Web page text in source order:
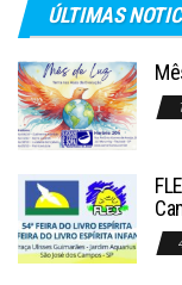
ÚLTIMAS